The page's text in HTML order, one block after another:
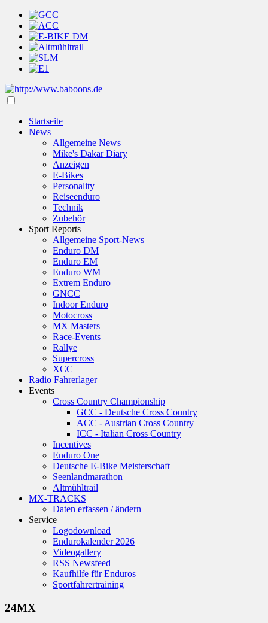
Startseite
News
Allgemeine News
Mike's Dakar Diary
Anzeigen
E-Bikes
Personality
Reiseenduro
Technik
Zubehör
Sport Reports
Allgemeine Sport-News
Enduro DM
Enduro EM
Enduro WM
Extrem Enduro
GNCC
Indoor Enduro
Motocross
MX Masters
Race-Events
Rallye
Supercross
XCC
Radio Fahrerlager
Events
Cross Country Championship
GCC - Deutsche Cross Country
ACC - Austrian Cross Country
ICC - Italian Cross Country
Incentives
Enduro One
Deutsche E-Bike Meisterschaft
Seenlandmarathon
Altmühltrail
MX-TRACKS
Daten erfassen / ändern
Service
Logodownload
Endurokalender 2026
Videogallery
RSS Newsfeed
Kaufhilfe für Enduros
Sportfahrertraining
24MX